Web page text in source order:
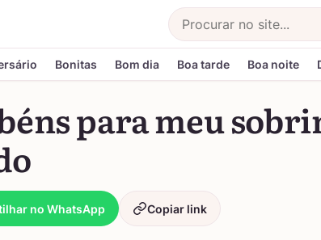
Buscar
Bonitas Bom dia Boa tarde Boa noite
para meu
no WhatsApp Copiar link